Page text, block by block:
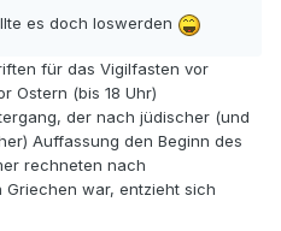
es doch loswerden
für das Vigilfasten vor
Ostern (bis 18 Uhr)
der nach jüdischer (und
Auffassung den Beginn des
rechneten nach
war, entzieht sich